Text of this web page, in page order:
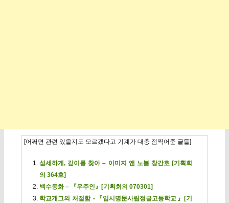
[어쩌면 관련 있을지도 모르겠다고 기계가 대충 점찍어준 글들]
섬세하게, 깊이를 찾아 – 이미지 앤 노블 창간호 [기획회
의 364호]
백수동화 – 『우주인』[기획회의 070301]
학교개그의 처절함 -『입시명문사립정글고등학교』[기